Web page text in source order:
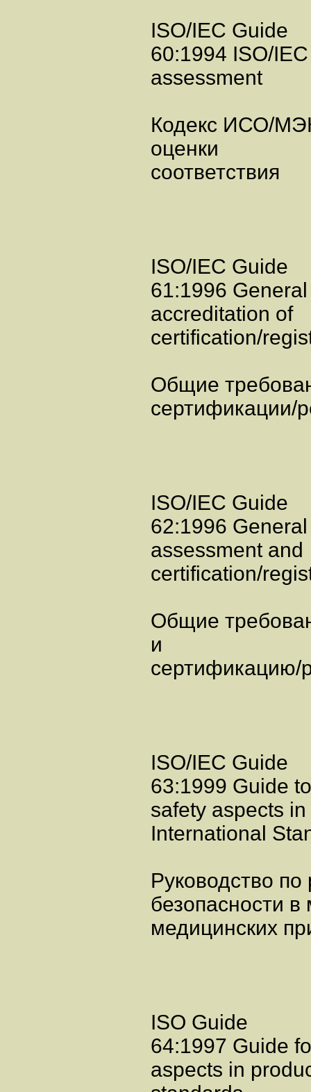
ISO/IEC Guide
60:1994 ISO/
assessment
Кодекс ИСО/
оценки
соответствия
ISO/IEC Guide
61:1996
accreditation of
certification/
Общие
сертификации/
ISO/IEC Guide
62:1996
assessment and
certification/
Общие
и
сертификацию/
ISO/IEC Guide
63:1999 Guide
safety aspects in
International
Руководство
безопасности
медицинских
ISO Guide
64:1997 Guide
aspects in